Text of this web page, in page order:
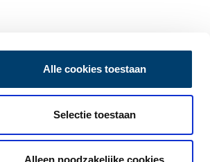
Alle cookies toestaan
Selectie toestaan
Alleen noodzakelijke cookies